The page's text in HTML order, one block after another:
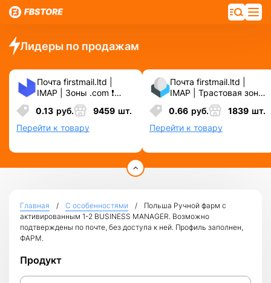
Лидеры по продажам
Почта firstmail.ltd |
IMAP | Зоны .com ❗️
Новые, Чистые,
Вечные ❗️ Для
различных сервисов и
соц.сетей.
0.13 руб. 9459 шт.
Перейти к товару
Почта firstmail.ltd |
IMAP | Трастовая зона
.COM ❗️ Новые, Чистые
❗️ С реальными
логинами | ☑️
Специально для ФБ/
0.66 руб. 1839 шт.
Перейти к товару
Главная С особенностями
Польша Ручной фарм с
активированным 1-2 BUSINESS MANAGER. Возможно
подтверждены по почте, без доступа к ней. Профиль заполнен,
ФАРМ.
Продукт